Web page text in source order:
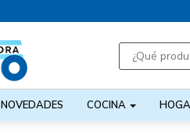
NOVEDADES COCINA